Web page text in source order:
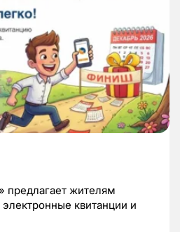
предлагает жителям
квитанции и